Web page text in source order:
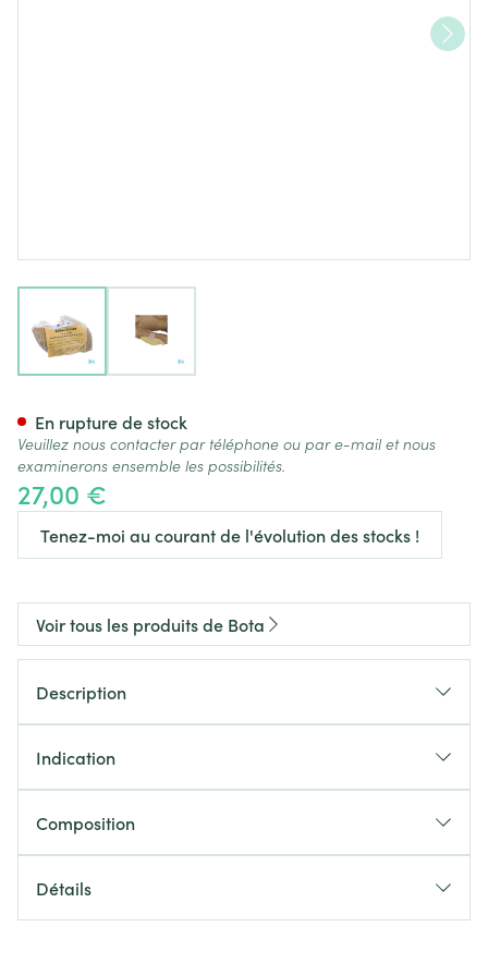
27,00 €
Tenez-moi au courant de l'évolution des stocks !
En rupture de stock
Veuillez nous contacter par téléphone ou par e-mail et nous
examinerons ensemble les possibilités.
Voir tous les produits de Bota
Description
Indication
Composition
Détails